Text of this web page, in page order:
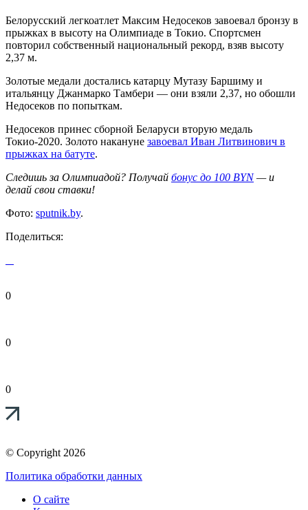
Белорусский легкоатлет Максим Недосеков завоевал бронзу в
прыжках в высоту на Олимпиаде в Токио. Спортсмен
повторил собственный национальный рекорд, взяв высоту
2,37 м.
Золотые медали достались катарцу Мутазу Баршиму и
итальянцу Джанмарко Тамбери — они взяли 2,37, но обошли
Недосеков по попыткам.
Недосеков принес сборной Беларуси вторую медаль
Токио-2020. Золото накануне завоевал Иван Литвинович в
прыжках на батуте.
Следишь за Олимпиадой? Получай бонус до 100 BYN— и
делай свои ставки!
Фото: sputnik.by.
Поделиться:
0
0
0
© Copyright 2026
Политика обработки данных
О сайте